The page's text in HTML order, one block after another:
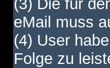
(3) Die für
eMail muss
(4) User
Folge zu